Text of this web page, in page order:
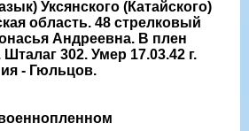
Уксянского (Катайского)
область. 48 стрелковый
Андреевна. В плен
Шталаг 302. Умер 17.03.42 г.
- Гюльцов.